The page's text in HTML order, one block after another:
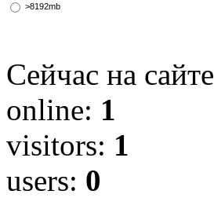
>8192mb
Сейчас на сайте
online: 1
visitors: 1
users: 0